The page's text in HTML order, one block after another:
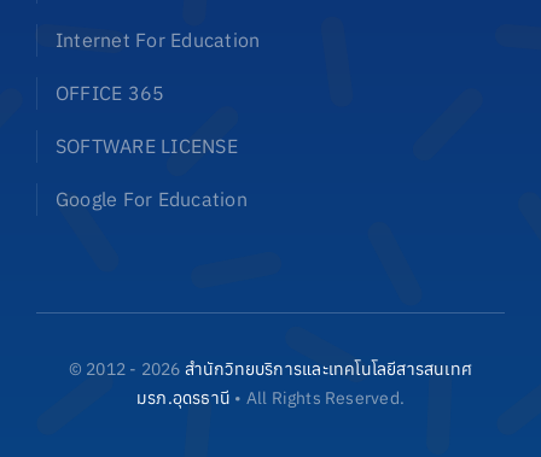
Internet For Education
OFFICE 365
SOFTWARE LICENSE
Google For Education
© 2012 - 2026 สำนักวิทยบริการและเทคโนโลยีสารสนเทศ
มรภ.อุดรธานี • All Rights Reserved.